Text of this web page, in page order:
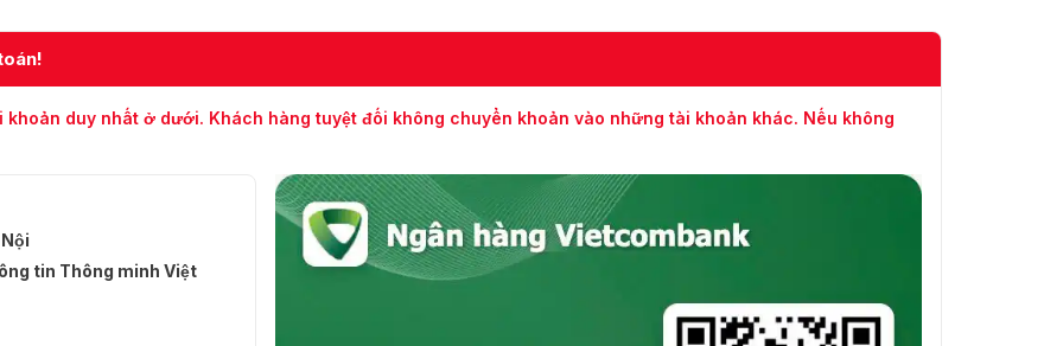
duy nhất ở dưới. Khách hàng tuyệt đối không chuyển khoản vào những tài khoản khác. Nếu không
tin Thông minh Việt